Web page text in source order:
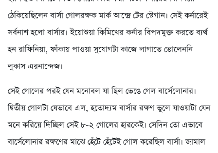
ঠেকিয়েছিলেন বার্সা গোলরক্ষক মার্ক আন্দ্রে টের স্টেগান। সেই কর্নারেই
সর্বনাশ হলো বার্সার। ইয়োশুয়া কিমিখের কর্নার বিপদমুক্ত করতে ব্যর্থ
হন রাফিনিয়া, ফাঁকায় পাওয়া সুযোগটা কাজে লাগাতে ভোলেননি
লুকাস এরনান্দেজ।
সেই গোলের পরই যেন মনোবল যা ছিল ভেঙে গেল বার্সেলোনার।
দ্বিতীয় গোলটা যেভাবে এল, হতোদ্যম বার্সার রক্ষণ ভুলে যাওয়াটা যেন
মনে করিয়ে দিচ্ছিল সেই ৮-২ গোলের হারকেই। সেদিন তো এভাবে
বার্সেলোনার রক্ষণের মাঝে হেঁটে হেঁটেই গোল করেছিল বার্সা। জামাল